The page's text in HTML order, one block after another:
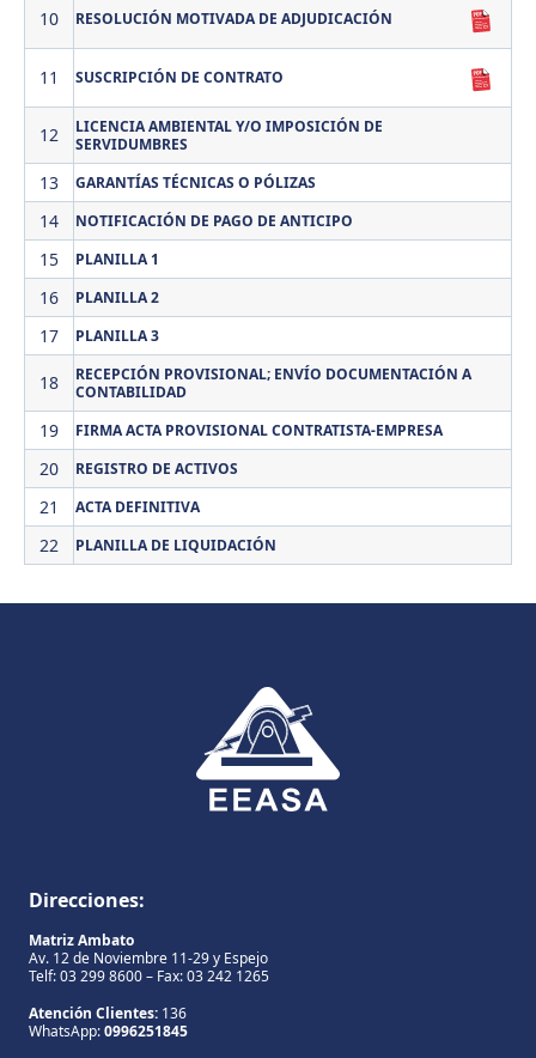
10 RESOLUCIÓN MOTIVADA DE ADJUDICACIÓN
11 SUSCRIPCIÓN DE CONTRATO
12
LICENCIA AMBIENTAL Y/O IMPOSICIÓN DE
SERVIDUMBRES
13 GARANTÍAS TÉCNICAS O PÓLIZAS
14 NOTIFICACIÓN DE PAGO DE ANTICIPO
15 PLANILLA 1
16 PLANILLA 2
17 PLANILLA 3
18
RECEPCIÓN PROVISIONAL; ENVÍO DOCUMENTACIÓN A
CONTABILIDAD
19 FIRMA ACTA PROVISIONAL CONTRATISTA-EMPRESA
20 REGISTRO DE ACTIVOS
21 ACTA DEFINITIVA
22 PLANILLA DE LIQUIDACIÓN
Direcciones:
Matriz Ambato
Av. 12 de Noviembre 11-29 y Espejo
Telf: 03 299 8600 – Fax: 03 242 1265
Atención Clientes: 136
WhatsApp:0996251845